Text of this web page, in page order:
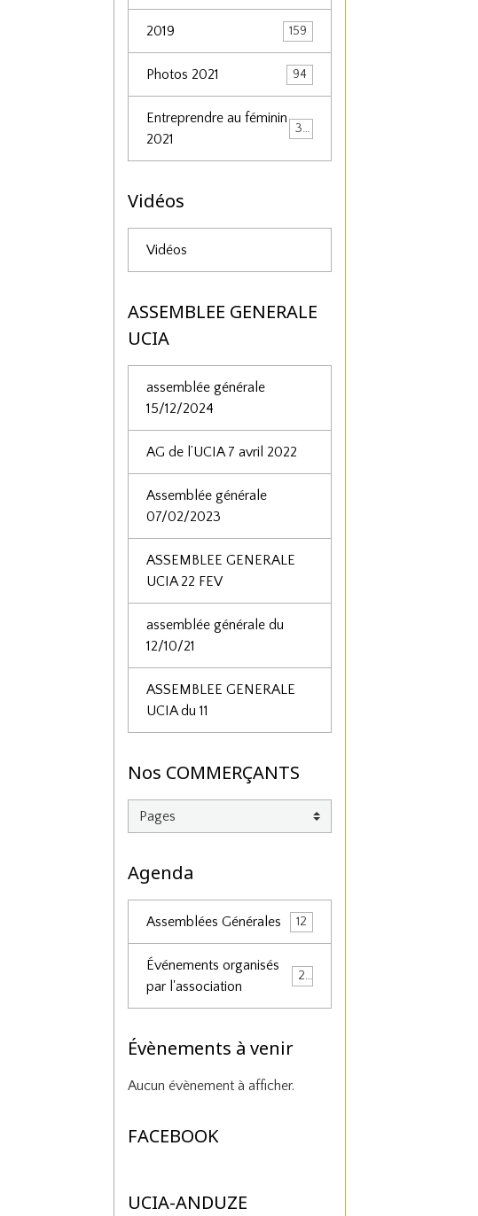
2019 159
Photos 2021 94
Entreprendre au féminin
2021
34
Vidéos
Vidéos
ASSEMBLEE GENERALE
UCIA
assemblée générale
15/12/2024
AG de l’UCIA 7 avril 2022
Assemblée générale
07/02/2023
ASSEMBLEE GENERALE
UCIA 22 FEV
assemblée générale du
12/10/21
ASSEMBLEE GENERALE
UCIA du 11
Nos COMMERÇANTS
Agenda
Assemblées Générales 12
Événements organisés
par l'association
25
Évènements à venir
Aucun évènement à afficher.
FACEBOOK
UCIA-ANDUZE